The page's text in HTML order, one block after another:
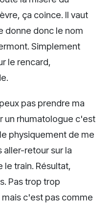
ça coince. Il vaut
donne donc le nom
Simplement
le rencard,
pas prendre ma
un rhumatologue c'est
physiquement de me
retour sur la
le train. Résultat,
Pas trop trop
c'est pas comme